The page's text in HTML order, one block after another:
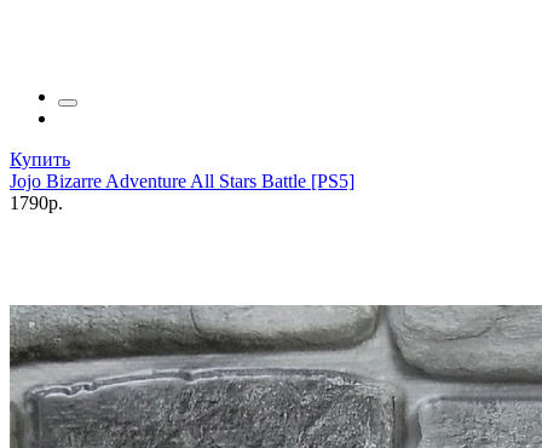
Купить
Jojo Bizarre Adventure All Stars Battle [PS5]
1790р.